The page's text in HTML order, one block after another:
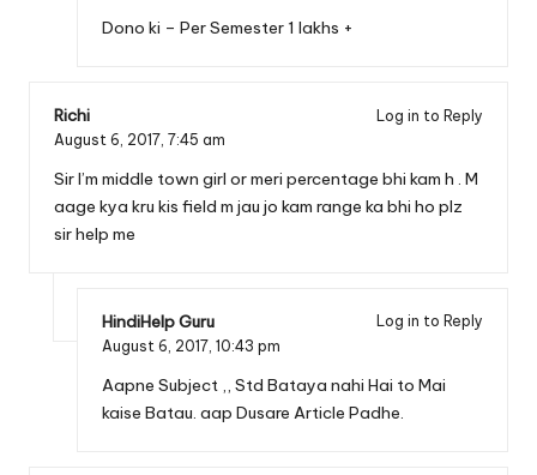
Dono ki – Per Semester 1 lakhs +
Richi
Log in to Reply
August 6, 2017, 7:45 am
Sir I’m middle town girl or meri percentage bhi kam h . M
aage kya kru kis field m jau jo kam range ka bhi ho plz
sir help me
HindiHelp Guru
Log in to Reply
August 6, 2017, 10:43 pm
Aapne Subject ,, Std Bataya nahi Hai to Mai
kaise Batau. aap Dusare Article Padhe.